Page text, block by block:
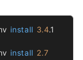
install 3.4
install 2.7